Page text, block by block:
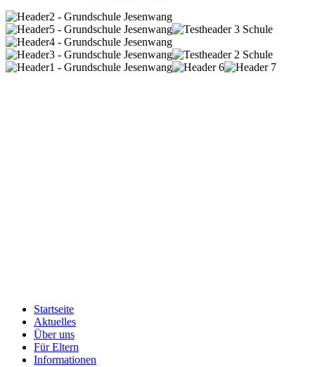
Startseite
Aktuelles
Über uns
Für Eltern
Informationen